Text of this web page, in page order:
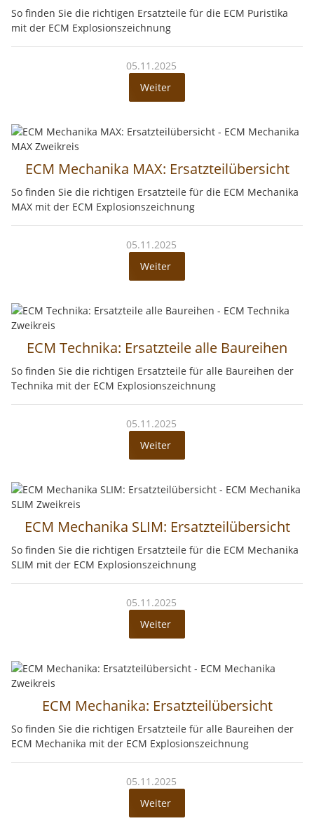
So finden Sie die richtigen Ersatzteile für die ECM Puristika
mit der ECM Explosionszeichnung
05.11.2025
Weiter
ECM Mechanika MAX: Ersatzteilübersicht
So finden Sie die richtigen Ersatzteile für die ECM Mechanika
MAX mit der ECM Explosionszeichnung
05.11.2025
Weiter
ECM Technika: Ersatzteile alle Baureihen
So finden Sie die richtigen Ersatzteile für alle Baureihen der
Technika mit der ECM Explosionszeichnung
05.11.2025
Weiter
ECM Mechanika SLIM: Ersatzteilübersicht
So finden Sie die richtigen Ersatzteile für die ECM Mechanika
SLIM mit der ECM Explosionszeichnung
05.11.2025
Weiter
ECM Mechanika: Ersatzteilübersicht
So finden Sie die richtigen Ersatzteile für alle Baureihen der
ECM Mechanika mit der ECM Explosionszeichnung
05.11.2025
Weiter